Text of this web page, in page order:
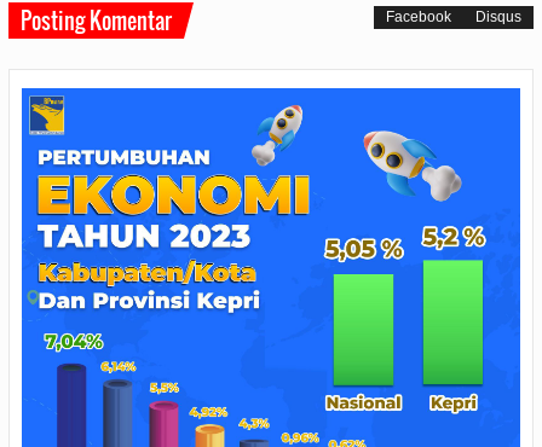
Posting Komentar Facebook Disqus